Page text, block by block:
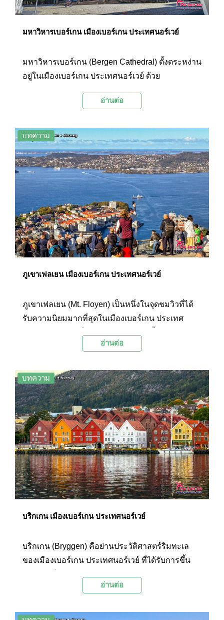
มหาวิหารเบอร์เกน เมืองเบอร์เกน ประเทศนอร์เวย์
มหาวิหารเบอร์เกน (Bergen Cathedral) ตั้งตระหง่าน
อยู่ในเมืองเบอร์เกน ประเทศนอร์เวย์ ด้วย
นี้จึงเปรียบเสมือนพยานแห่งกาลเวลาที่บันทึกเรื่อง
อ่านต่อ
บทความ
ภูเขาเฟลเยน เมืองเบอร์เกน ประเทศนอร์เวย์
ภูเขาเฟลเยน (Mt. Floyen) เป็นหนึ่งในจุดชมวิวที่ได้
รับความนิยมมากที่สุดในเมืองเบอร์เกน ประเทศ
ด้วยรถรางไฟฟ้า เพื่อชมวิวอันตระการตาของเมือง
อ่านต่อ
บทความ
บริกเกน เมืองเบอร์เกน ประเทศนอร์เวย์
บริกเกน (Bryggen) คือย่านประวัติศาสตร์ริมทะเล
ของเมืองเบอร์เกน ประเทศนอร์เวย์ ที่ได้รับการขึ้น
(UNESCO) ในปีค.ศ. 1979 ย่านนี้มีความโดดเด่น
ยาวริมท่าเรือ
อ่านต่อ